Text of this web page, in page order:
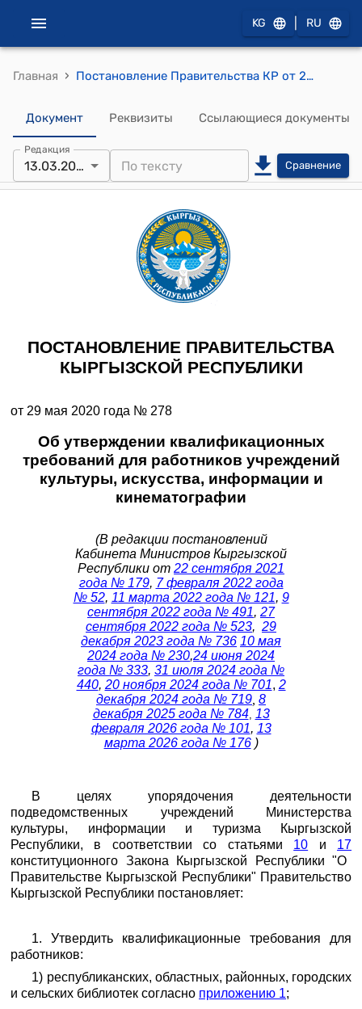
KG RU
Главная › Постановление Правительства КР от 29 мая 2020 года № 278 "Об утверждении квалификационных требований для работников учреждений культуры, искусства, информации и кинематографии"
Документ Реквизиты Ссылающиеся документы
Редакция
13.03.2026 Сравнение